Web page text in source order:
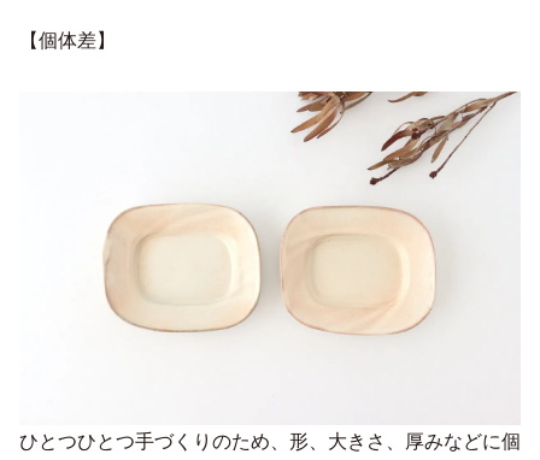
【個体差】
ひとつひとつ手づくりのため、形、大きさ、厚みなどに個